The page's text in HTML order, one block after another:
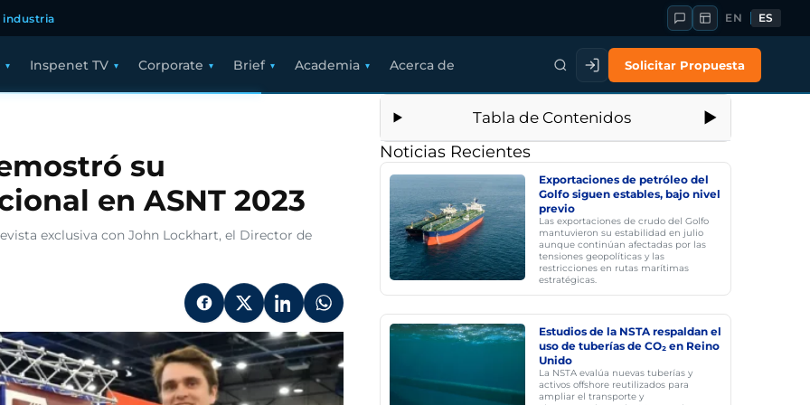
industria EN ES
Inspenet TV Corporate Brief Academia Acerca de Solicitar Propuesta
su
en ASNT 2023
exclusiva con John Lockhart, el Director de
Tabla de Contenidos
Noticias Recientes
Exportaciones de petróleo del
Golfo siguen estables, bajo nivel
previo
Las exportaciones de crudo del Golfo
mantuvieron su estabilidad en julio
aunque continúan afectadas por las
tensiones geopolíticas y las
restricciones en rutas marítimas
estratégicas.
Estudios de la NSTA respaldan el
uso de tuberías de CO₂ en Reino
Unido
La NSTA evalúa nuevas tuberías y
activos offshore reutilizados para
ampliar el transporte y